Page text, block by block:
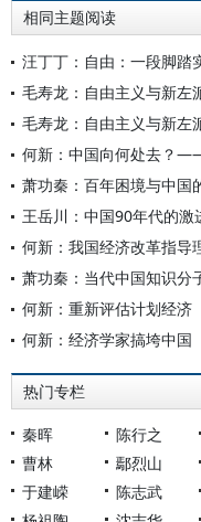
相同主题阅读
汪丁丁：自由：一段脚踏
毛寿龙：自由主义与新左
毛寿龙：自由主义与新左
何新：中国向何处去？
萧功秦：百年困境与中国
王岳川：中国90年代的激
何新：我国经济改革指
萧功秦：当代中国知识分
何新：重新评估计划经济
何新：经济学家搞垮中国
热门专栏
秦晖 陈行之
曹林
鄢烈山
于建嵘
陈志武